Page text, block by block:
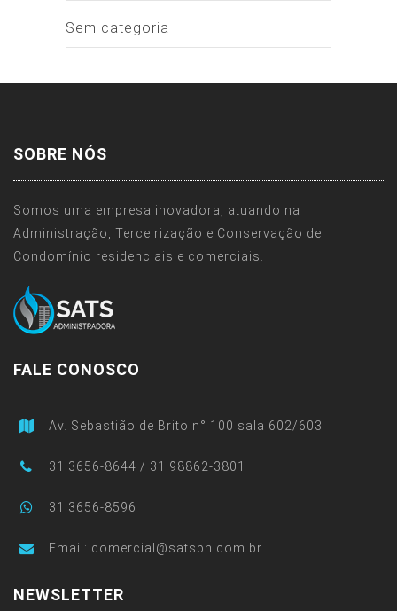
Sem categoria
SOBRE NÓS
Somos uma empresa inovadora, atuando na
Administração, Terceirização e Conservação de
Condomínio residenciais e comerciais.
FALE CONOSCO
Av. Sebastião de Brito n° 100 sala 602/603
31 3656-8644 / 31 98862-3801
31 3656-8596
Email: comercial@satsbh.com.br
NEWSLETTER